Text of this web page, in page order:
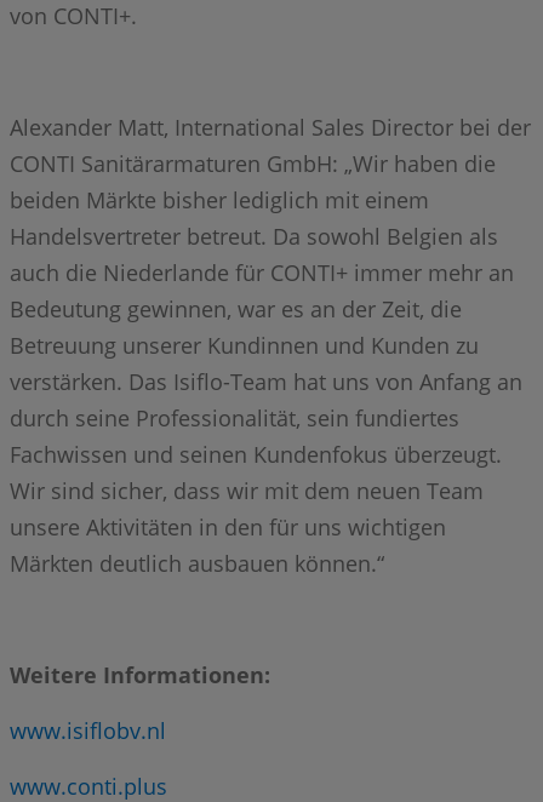
von CONTI+.
Alexander Matt, International Sales Director bei der
CONTI Sanitärarmaturen GmbH: „Wir haben die
beiden Märkte bisher lediglich mit einem
Handelsvertreter betreut. Da sowohl Belgien als
auch die Niederlande für CONTI+ immer mehr an
Bedeutung gewinnen, war es an der Zeit, die
Betreuung unserer Kundinnen und Kunden zu
verstärken. Das Isiflo-Team hat uns von Anfang an
durch seine Professionalität, sein fundiertes
Fachwissen und seinen Kundenfokus überzeugt.
Wir sind sicher, dass wir mit dem neuen Team
unsere Aktivitäten in den für uns wichtigen
Märkten deutlich ausbauen können.“
Weitere Informationen:
www.isiflobv.nl
www.conti.plus